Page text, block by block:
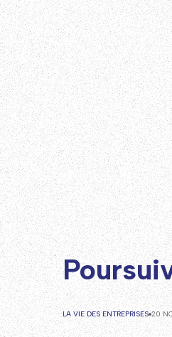
LA VIE DES ENTREPRISES 20